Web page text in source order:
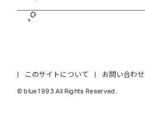
このサイトについて お問い合わせ
© blue1993 All Rights Reserved.